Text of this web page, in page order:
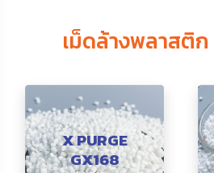
เม็ดล้างพลาสติก
X PURGE
GX168